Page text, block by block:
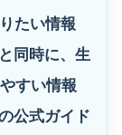
たい情報
同時に、生
すい情報
公式ガイド